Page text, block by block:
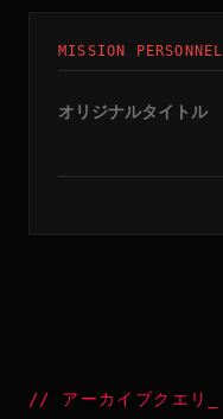
MISSION PERSONNEL
オリジナルタイトル
// アーカイブクエリ